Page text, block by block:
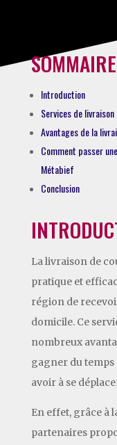
SOMMAIRE
Introduction
Services de
Avantages de la
Comment passer
Métabief
Conclusion
La livraison de
pratique et
région de
domicile. Ce
nombreux
gagner du
avoir à se
En effet, grâce à
partenaires